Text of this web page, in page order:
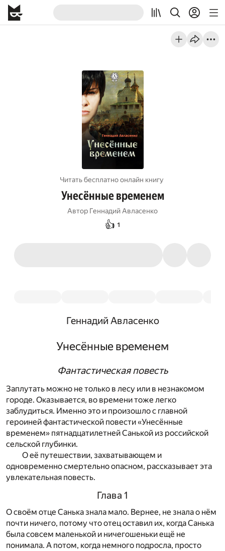
Читать бесплатно онлайн книгу
Унесённые временем
Автор Геннадий Авласенко
👍 1
Геннадий Авласенко
Унесённые временем
Фантастическая повесть
Заплутать можно не только в лесу или в незнакомом
городе. Оказывается, во времени тоже легко
заблудиться. Именно это и произошло с главной
героиней фантастической повести «Унесённые
временем» пятнадцатилетней Санькой из российской
сельской глубинки.
О её путешествии, захватывающем и
одновременно смертельно опасном, рассказывает эта
увлекательная повесть.
Глава 1
О своём отце Санька знала мало. Вернее, не знала о нём
почти ничего, потому что отец оставил их, когда Санька
была совсем маленькой и ничегошеньки ещё не
понимала. А потом, когда немного подросла, просто